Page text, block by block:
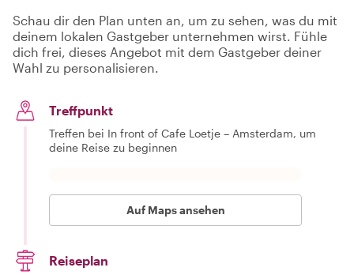
Schau dir den Plan unten an, um zu sehen, was du mit
deinem lokalen Gastgeber unternehmen wirst. Fühle
dich frei, dieses Angebot mit dem Gastgeber deiner
Wahl zu personalisieren.
Treffpunkt
Treffen bei In front of Cafe Loetje – Amsterdam, um
deine Reise zu beginnen
Auf Maps ansehen
Reiseplan